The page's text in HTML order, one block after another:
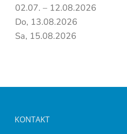
02.07. – 12.08.2026
Do, 13.08.2026
Sa, 15.08.2026
KONTAKT